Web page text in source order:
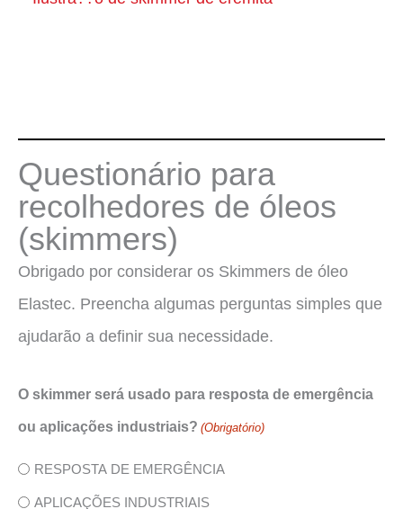
Questionário para
recolhedores de óleos
(skimmers)
Obrigado por considerar os Skimmers de óleo
Elastec. Preencha algumas perguntas simples que
ajudarão a definir sua necessidade.
O skimmer será usado para resposta de emergência
ou aplicações industriais? (Obrigatório)
RESPOSTA DE EMERGÊNCIA
APLICAÇÕES INDUSTRIAIS